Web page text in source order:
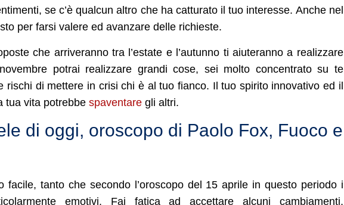
se c’è qualcun altro che ha catturato il tuo interesse. Anche nel
per farsi valere ed avanzare delle richieste.
che arriveranno tra l’estate e l’autunno ti aiuteranno a realizzare
potrai realizzare grandi cose, sei molto concentrato su te
rischi di mettere in crisi chi è al tuo fianco. Il tuo spirito innovativo ed il
tua vita potrebbe spaventare gli altri.
di oggi, oroscopo di Paolo Fox, Fuoco e
facile, tanto che secondo l’oroscopo del 15 aprile in questo periodo i
emotivi. Fai fatica ad accettare alcuni cambiamenti,